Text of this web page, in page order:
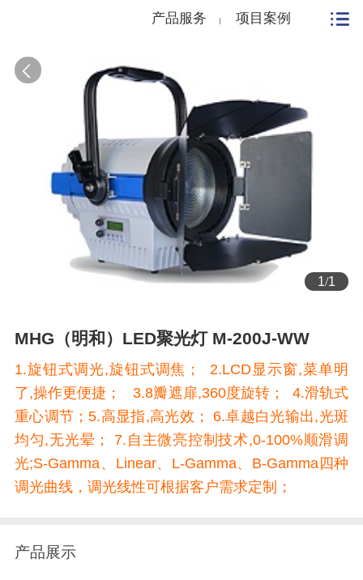
产品服务 项目案例
1/1
MHG（明和）LED聚光灯 M-200J-WW
1.旋钮式调光,旋钮式调焦； 2.LCD显示窗,菜单明
了,操作更便捷； 3.8瓣遮扉,360度旋转； 4.滑轨式
重心调节；5.高显指,高光效； 6.卓越白光输出,光斑
均匀,无光晕； 7.自主微亮控制技术,0-100%顺滑调
光;S-Gamma、Linear、L-Gamma、B-Gamma四种
调光曲线，调光线性可根据客户需求定制；
产品展示